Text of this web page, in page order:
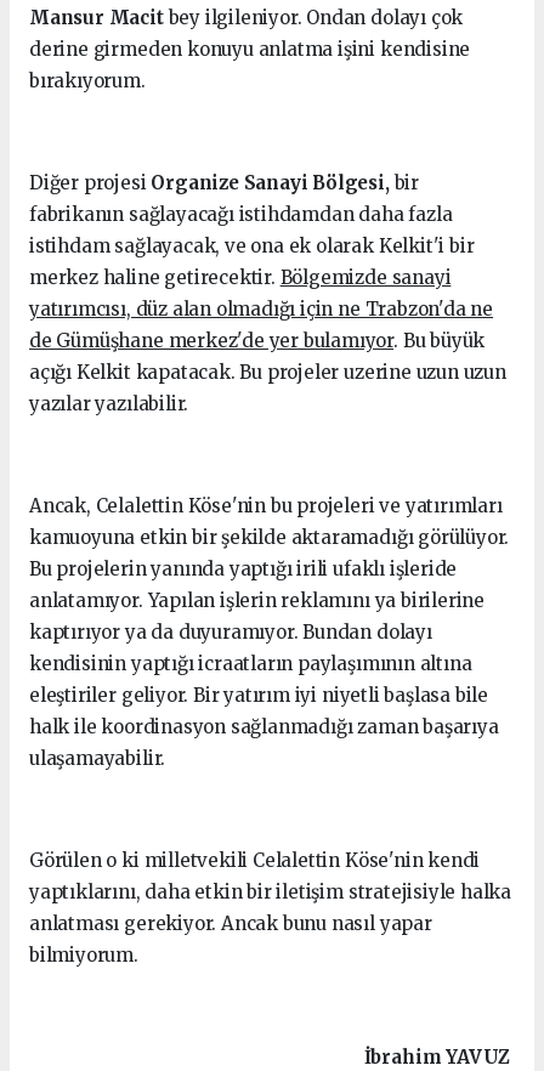
Mansur Macitbey ilgileniyor. Ondan dolayı çok
derine girmeden konuyu anlatma işini kendisine
bırakıyorum.
Diğer projesi Organize Sanayi Bölgesi,bir
fabrikanın sağlayacağı istihdamdan daha fazla
istihdam sağlayacak, ve ona ek olarak Kelkit'i bir
merkez haline getirecektir. Bölgemizde sanayi
yatırımcısı, düz alan olmadığı için ne Trabzon'da ne
de Gümüşhane merkez'de yer bulamıyor. Bu büyük
açığı Kelkit kapatacak. Bu projeler uzerine uzun uzun
yazılar yazılabilir.
Ancak, Celalettin Köse'nin bu projeleri ve yatırımları
kamuoyuna etkin bir şekilde aktaramadığı görülüyor.
Bu projelerin yanında yaptığı irili ufaklı işleride
anlatamıyor. Yapılan işlerin reklamını ya birilerine
kaptırıyor ya da duyuramıyor. Bundan dolayı
kendisinin yaptığı icraatların paylaşımının altına
eleştiriler geliyor. Bir yatırım iyi niyetli başlasa bile
halk ile koordinasyon sağlanmadığı zaman başarıya
ulaşamayabilir.
Görülen o ki milletvekili Celalettin Köse'nin kendi
yaptıklarını, daha etkin bir iletişim stratejisiyle halka
anlatması gerekiyor. Ancak bunu nasıl yapar
bilmiyorum.
İbrahim YAVUZ